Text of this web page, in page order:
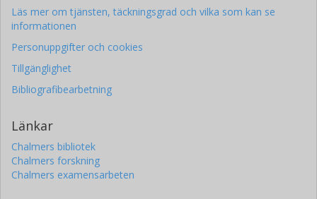
Läs mer om tjänsten, täckningsgrad och vilka som kan se
informationen
Personuppgifter och cookies
Tillgänglighet
Bibliografibearbetning
Länkar
Chalmers bibliotek
Chalmers forskning
Chalmers examensarbeten